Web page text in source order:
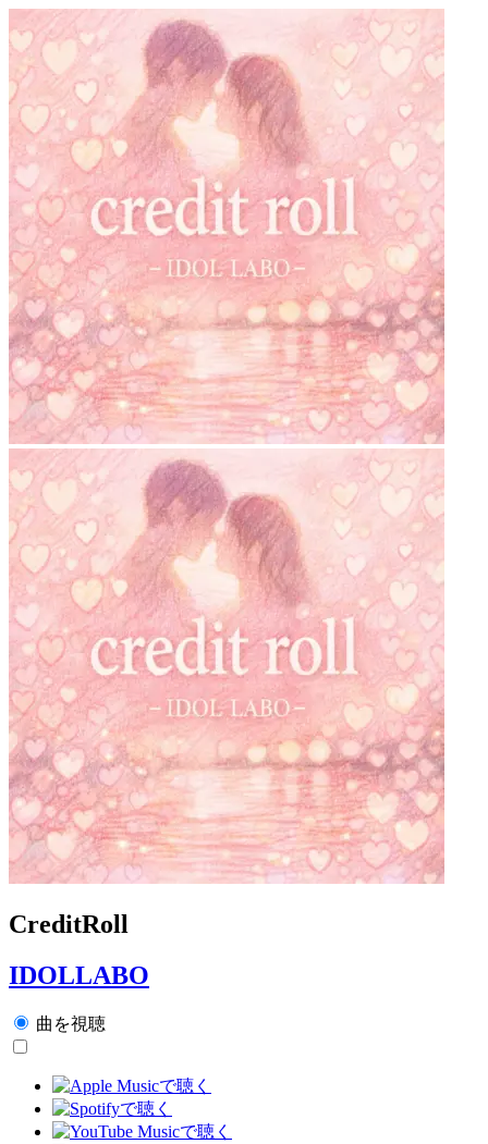
CreditRoll
IDOLLABO
曲を視聴